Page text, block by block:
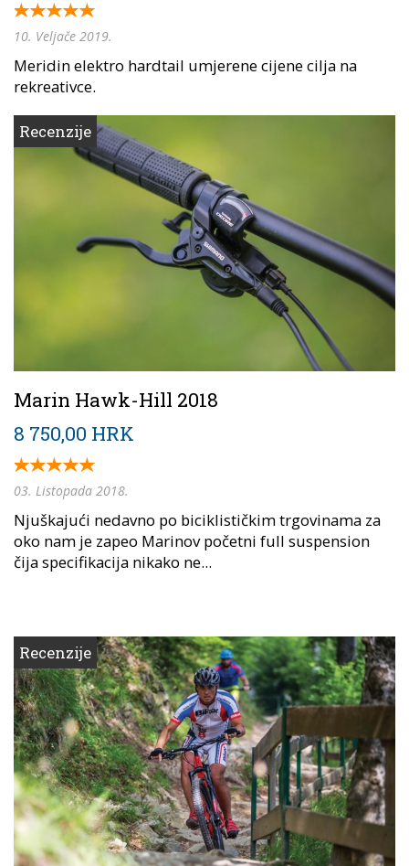
10. Veljače 2019.
Meridin elektro hardtail umjerene cijene cilja na
rekreativce.
Recenzije
Marin Hawk-Hill 2018
8 750,00 HRK
03. Listopada 2018.
Njuškajući nedavno po biciklističkim trgovinama za
oko nam je zapeo Marinov početni full suspension
čija specifikacija nikako ne...
Recenzije